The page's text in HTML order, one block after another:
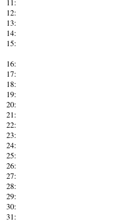
11:
12:
13:
14:
15:
16:
17:
18:
19:
20:
21:
22:
23:
24:
25:
26:
27:
28:
29:
30:
31: